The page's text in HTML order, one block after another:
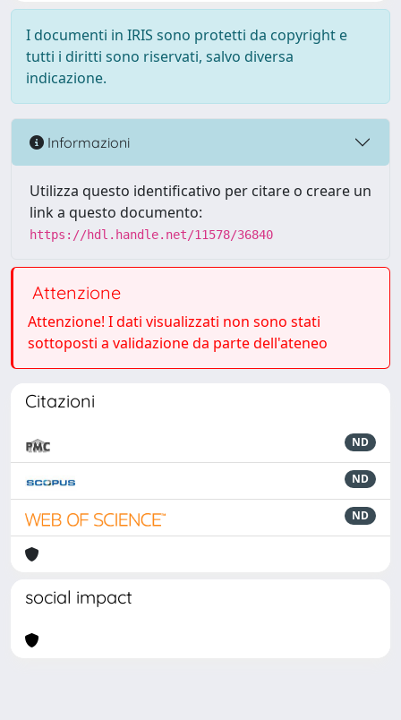
I documenti in IRIS sono protetti da copyright e
tutti i diritti sono riservati, salvo diversa
indicazione.
Informazioni
Utilizza questo identificativo per citare o creare un
link a questo documento:
https://hdl.handle.net/11578/36840
Attenzione
Attenzione! I dati visualizzati non sono stati
sottoposti a validazione da parte dell'ateneo
Citazioni
ND
ND
ND
social impact